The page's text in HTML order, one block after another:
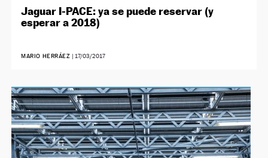
Jaguar I-PACE: ya se puede reservar (y
esperar a 2018)
MARIO HERRÁEZ | 17/03/2017